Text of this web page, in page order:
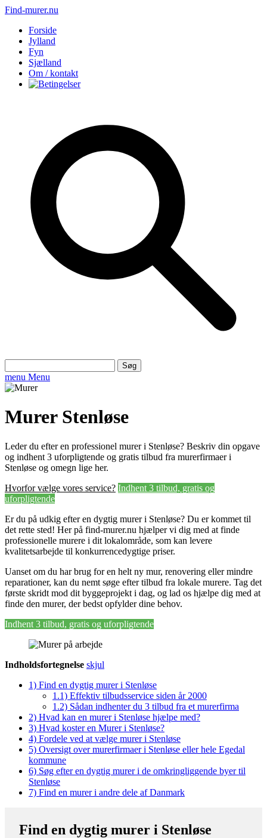
Find-murer.nu
Forside
Jylland
Fyn
Sjælland
Om / kontakt
efter:
menu Menu
Murer Stenløse
Leder du efter en professionel murer i Stenløse? Beskriv din opgave
og indhent 3 uforpligtende og gratis tilbud fra murerfirmaer i
Stenløse og omegn lige her.
Hvorfor vælge vores service? Indhent 3 tilbud, gratis og
uforpligtende
Er du på udkig efter en dygtig murer i Stenløse? Du er kommet til
det rette sted! Her på find-murer.nu hjælper vi dig med at finde
professionelle murere i dit lokalområde, som kan levere
kvalitetsarbejde til konkurrencedygtige priser.
Uanset om du har brug for en helt ny mur, renovering eller mindre
reparationer, kan du nemt søge efter tilbud fra lokale murere. Tag det
første skridt mod dit byggeprojekt i dag, og lad os hjælpe dig med at
finde den murer, der bedst opfylder dine behov.
Indhent 3 tilbud, gratis og uforpligtende
Indholdsfortegnelse skjul
1) Find en dygtig murer i Stenløse
1.1) Effektiv tilbudsservice siden år 2000
1.2) Sådan indhenter du 3 tilbud fra et murerfirma
2) Hvad kan en murer i Stenløse hjælpe med?
3) Hvad koster en Murer i Stenløse?
4) Fordele ved at vælge murer i Stenløse
5) Oversigt over murerfirmaer i Stenløse eller hele Egedal
kommune
6) Søg efter en dygtig murer i de omkringliggende byer til
Stenløse
7) Find en murer i andre dele af Danmark
Find en dygtig murer i Stenløse